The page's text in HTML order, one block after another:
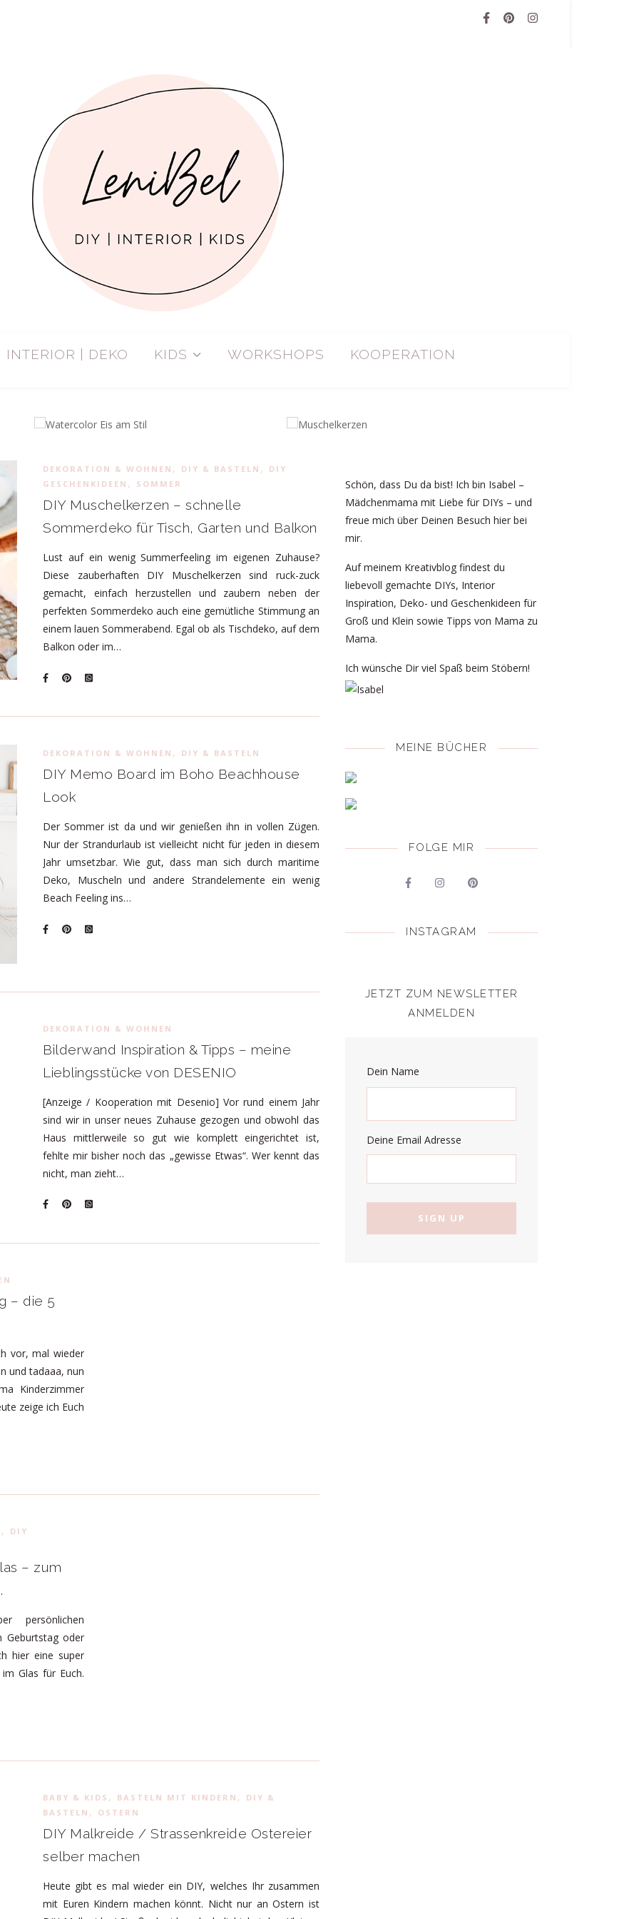
INTERIOR | DEKO KIDS WORKSHOPS KOOPERATION
DEKORATION & WOHNEN , DIY & BASTELN ,
DIY
GESCHENKIDEEN , SOMMER
DIY Muschelkerzen – schnelle
Sommerdeko für Tisch, Garten und Balkon
Lust auf ein wenig Summerfeeling im eigenen Zuhause?
Diese zauberhaften DIY Muschelkerzen sind ruck-zuck
gemacht, einfach herzustellen und zaubern neben der
perfekten Sommerdeko auch eine gemütliche Stimmung an
einem lauen Sommerabend. Egal ob als Tischdeko, auf dem
Balkon oder im…
DEKORATION & WOHNEN , DIY & BASTELN
DIY Memo Board im Boho Beachhouse
Look
Der Sommer ist da und wir genießen ihn in vollen Zügen.
Nur der Strandurlaub ist vielleicht nicht für jeden in diesem
Jahr umsetzbar. Wie gut, dass man sich durch maritime
Deko, Muscheln und andere Strandelemente ein wenig
Beach Feeling ins…
DEKORATION & WOHNEN
Bilderwand Inspiration & Tipps – meine
Lieblingsstücke von DESENIO
[Anzeige / Kooperation mit Desenio] Vor rund einem Jahr
sind wir in unser neues Zuhause gezogen und obwohl das
Haus mittlerweile so gut wie komplett eingerichtet ist,
fehlte mir bisher noch das „gewisse Etwas“. Wer kennt das
nicht, man zieht…
– die 5
vor, mal wieder
und tadaaa, nun
Kinderzimmer
zeige ich Euch
, DIY
– zum
persönlichen
Geburtstag oder
hier eine super
Glas für Euch.
BABY & KIDS , BASTELN MIT KINDERN ,
DIY &
BASTELN , OSTERN
DIY Malkreide / Strassenkreide Ostereier
selber machen
Heute gibt es mal wieder ein DIY, welches Ihr zusammen
mit Euren Kindern machen könnt. Nicht nur an Ostern ist
Schön, dass Du da bist! Ich bin Isabel –
Mädchenmama mit Liebe für DIYs – und
freue mich über Deinen Besuch hier bei
mir.
Auf meinem Kreativblog findest du
liebevoll gemachte DIYs, Interior
Inspiration, Deko- und Geschenkideen für
Groß und Klein sowie Tipps von Mama zu
Mama.
Ich wünsche Dir viel Spaß beim Stöbern!
MEINE BÜCHER
FOLGE MIR
INSTAGRAM
JETZT ZUM NEWSLETTER
ANMELDEN
Dein Name
Deine Email Adresse